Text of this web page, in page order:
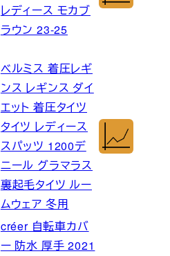
レディース モカブ
ラウン 23-25
ベルミス 着圧レギ
ンス レギンス ダイ
エット 着圧タイツ
タイツ レディース
スパッツ 1200デ
ニール グラマラス
裏起毛タイツ ルー
ムウェア 冬用
créer 自転車カバ
ー 防水 厚手 2021